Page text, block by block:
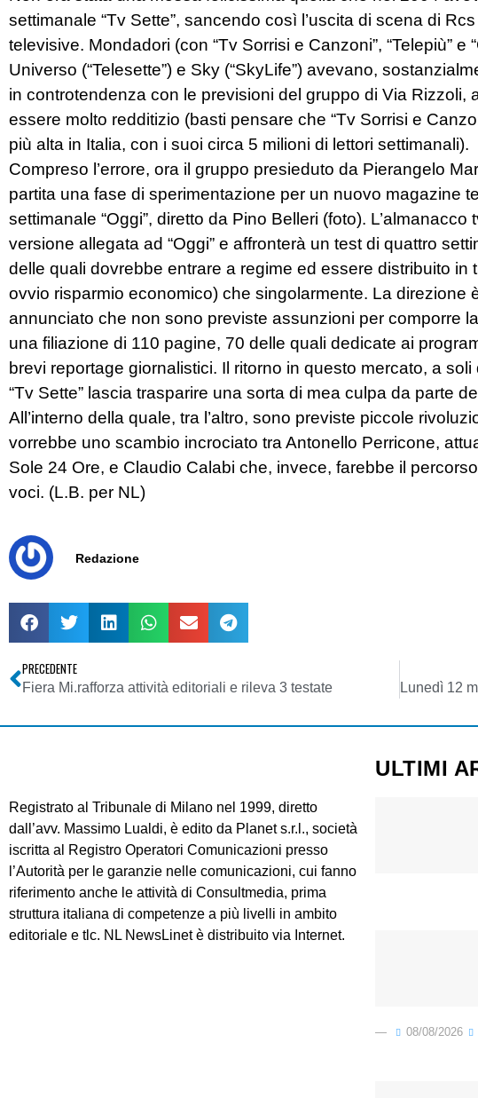
settimanale “Tv Sette”, sancendo così l’uscita di scena di
televisive. Mondadori (con “Tv Sorrisi e Canzoni”, “Telepiù” e
Universo (“Telesette”) e Sky (“SkyLife”) avevano,
in controtendenza con le previsioni del gruppo di Via Rizzoli,
essere molto redditizio (basti pensare che “Tv Sorrisi e
più alta in Italia, con i suoi circa 5 milioni di lettori settimanali).
Compreso l’errore, ora il gruppo presieduto da Pierangelo
partita una fase di sperimentazione per un nuovo magazine
settimanale “Oggi”, diretto da Pino Belleri (foto).
versione allegata ad “Oggi” e affronterà un test di quattro
delle quali dovrebbe entrare a regime ed essere distribuito in
ovvio risparmio economico) che singolarmente. La direzione
annunciato che non sono previste assunzioni per comporre
una filiazione di 110 pagine, 70 delle quali dedicate ai
brevi reportage giornalistici. Il ritorno in questo mercato, a
“Tv Sette” lascia trasparire una sorta di mea culpa da parte
All’interno della quale, tra l’altro, sono previste piccole
vorrebbe uno scambio incrociato tra Antonello Perricone,
Sole 24 Ore, e Claudio Calabi che, invece, farebbe il
voci. (L.B. per NL)
Redazione
PRECEDENTE
Fiera Mi.rafforza attività editoriali e rileva 3 testate
Registrato al Tribunale di Milano nel 1999, diretto
dall’avv. Massimo Lualdi, è edito da Planet s.r.l., società
iscritta al Registro Operatori Comunicazioni presso
l’Autorità per le garanzie nelle comunicazioni, cui fanno
riferimento anche le attività di Consultmedia, prima
struttura italiana di competenze a più livelli in ambito
editoriale e tlc. NL NewsLinet è distribuito via Internet.
ULTIMI
08/08/2026